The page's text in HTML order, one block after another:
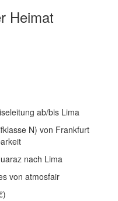
Heimat
ab/bis Lima
N) von Frankfurt
nach Lima
von atmosfair